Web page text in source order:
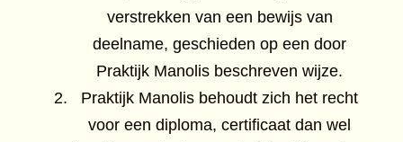
verstrekken van een bewijs van
deelname, geschieden op een door
Praktijk Manolis beschreven wijze.
Praktijk Manolis behoudt zich het recht
voor een diploma, certificaat dan wel